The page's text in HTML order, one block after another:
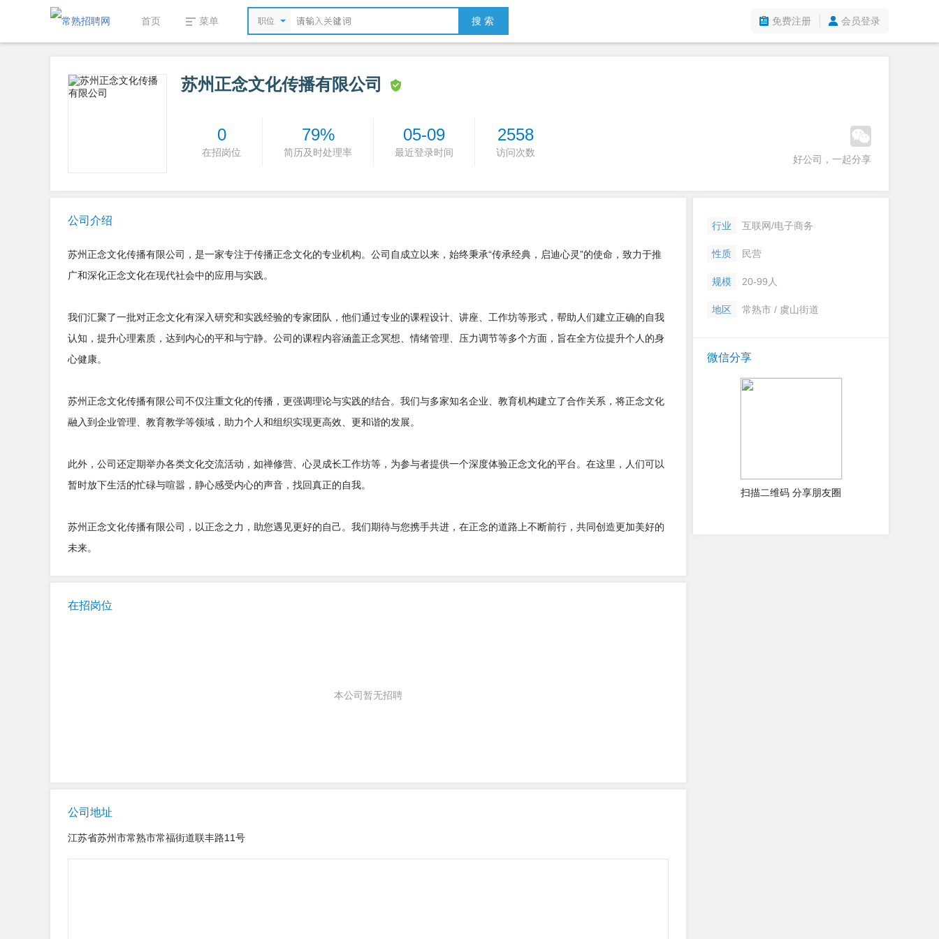
首页 菜单 职位 搜 索 免费注册 会员登录
苏州正念文化传播有限公司
0
在招岗位
79%
简历及时处理率
05-09
最近登录时间
2558
访问次数
好公司，一起分享
公司介绍
苏州正念文化传播有限公司，是一家专注于传播正念文化的专业机构。公司自成立以来，始终秉承“传承经典，启迪心灵”的使命，致力于推
广和深化正念文化在现代社会中的应用与实践。
我们汇聚了一批对正念文化有深入研究和实践经验的专家团队，他们通过专业的课程设计、讲座、工作坊等形式，帮助人们建立正确的自我
认知，提升心理素质，达到内心的平和与宁静。公司的课程内容涵盖正念冥想、情绪管理、压力调节等多个方面，旨在全方位提升个人的身
心健康。
苏州正念文化传播有限公司不仅注重文化的传播，更强调理论与实践的结合。我们与多家知名企业、教育机构建立了合作关系，将正念文化
融入到企业管理、教育教学等领域，助力个人和组织实现更高效、更和谐的发展。
此外，公司还定期举办各类文化交流活动，如禅修营、心灵成长工作坊等，为参与者提供一个深度体验正念文化的平台。在这里，人们可以
暂时放下生活的忙碌与喧嚣，静心感受内心的声音，找回真正的自我。
苏州正念文化传播有限公司，以正念之力，助您遇见更好的自己。我们期待与您携手共进，在正念的道路上不断前行，共同创造更加美好的
未来。
在招岗位
本公司暂无招聘
公司地址
江苏省苏州市常熟市常福街道联丰路11号
行业 互联网/电子商务
性质 民营
规模 20-99人
地区 常熟市 / 虞山街道
微信分享
扫描二维码 分享朋友圈